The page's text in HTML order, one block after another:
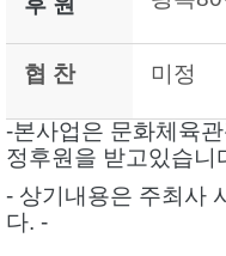
협 찬 미정
-본사업은 문화체육
정후원을 받고있습니
- 상기내용은 주최사
다. -